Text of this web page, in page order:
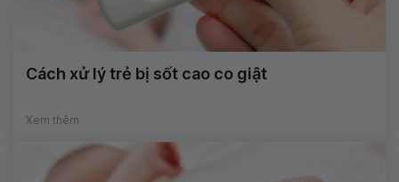
Cách xử lý trẻ bị sốt cao co giật
Xem thêm